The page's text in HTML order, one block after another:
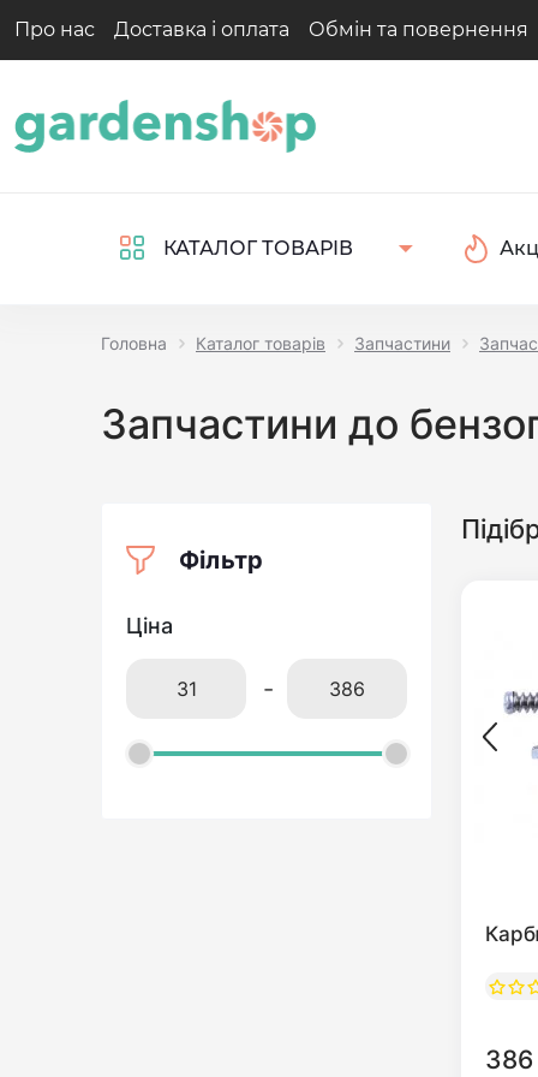
Про нас Доставка і оплата Обмін та повернення
КАТАЛОГ ТОВАРІВ
Головна Каталог товарів Запчастини
Запчастини до
Фільтр
Ціна
-